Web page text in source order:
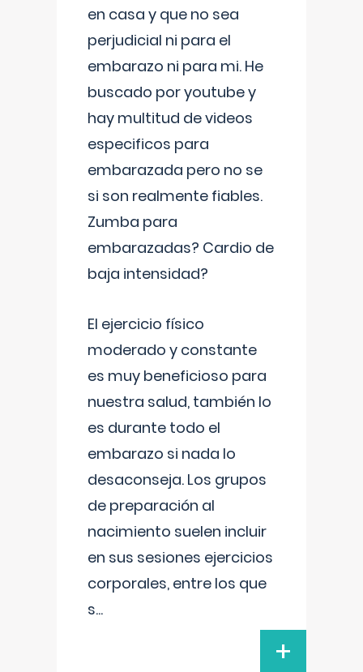
en casa y que no sea
perjudicial ni para el
embarazo ni para mi. He
buscado por youtube y
hay multitud de videos
especificos para
embarazada pero no se
si son realmente fiables.
Zumba para
embarazadas? Cardio de
baja intensidad?
El ejercicio físico
moderado y constante
es muy beneficioso para
nuestra salud, también lo
es durante todo el
embarazo si nada lo
desaconseja. Los grupos
de preparación al
nacimiento suelen incluir
en sus sesiones ejercicios
corporales, entre los que
s...
+